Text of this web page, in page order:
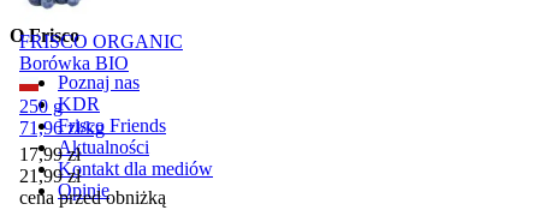
FRISCO ORGANIC
Borówka BIO
250 g
71,96 zł/kg
Cena promocyjna
17,99 zł
21,99 zł
cena przed obniżką
O Frisco
Poznaj nas
KDR
Frisco Friends
Aktualności
Kontakt dla mediów
Opinie